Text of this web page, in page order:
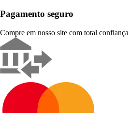
Pagamento seguro
Compre em nosso site com total confiança